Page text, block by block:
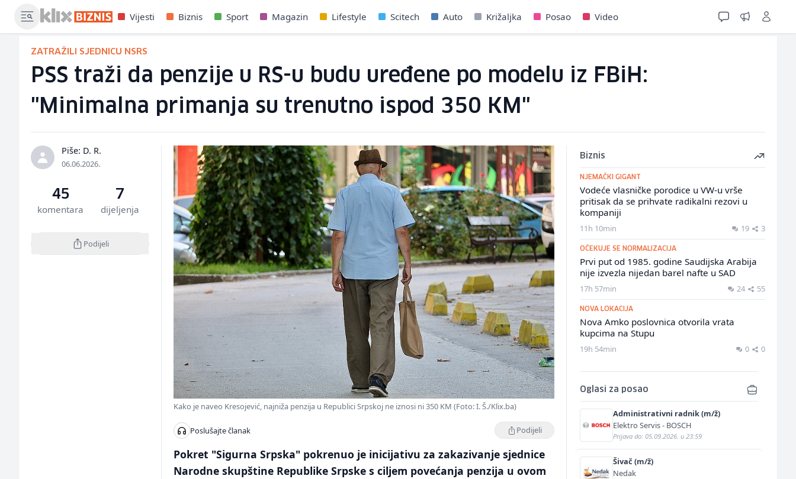
Vijesti Biznis Sport Magazin Lifestyle Scitech Auto Križaljka Posao Video
ZATRAŽILI SJEDNICU NSRS
PSS traži da penzije u RS-u budu uređene po modelu iz FBiH:
"Minimalna primanja su trenutno ispod 350 KM"
Piše: D. R.
06.06.2026.
45
komentara
7
dijeljenja
Podijeli
Kako je naveo Kresojević, najniža penzija u Republici Srpskoj ne iznosi ni 350 KM (Foto: I. Š./Klix.ba)
Poslušajte članak Podijeli
Pokret "Sigurna Srpska" pokrenuo je inicijativu za zakazivanje sjednice
Narodne skupštine Republike Srpske s ciljem povećanja penzija u ovom
Biznis
NJEMAČKI GIGANT
Vodeće vlasničke porodice u VW-u vrše
pritisak da se prihvate radikalni rezovi u
kompaniji
11h 10min 19 3
OČEKUJE SE NORMALIZACIJA
Prvi put od 1985. godine Saudijska Arabija
nije izvezla nijedan barel nafte u SAD
17h 57min 24 55
NOVA LOKACIJA
Nova Amko poslovnica otvorila vrata
kupcima na Stupu
19h 54min 0 0
Oglasi za posao
Administrativni radnik (m/ž)
Elektro Servis - BOSCH
Prijava do: 05.09.2026. u 23:59
Šivač (m/ž)
Nedak